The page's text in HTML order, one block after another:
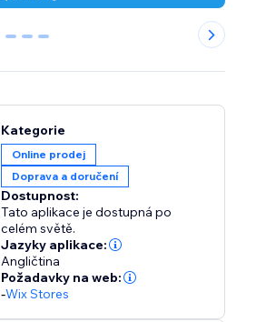
2 3 4
Kategorie
Online prodej
Doprava a doručení
Dostupnost:
Tato aplikace je dostupná po
celém světě.
Jazyky aplikace:
Angličtina
Požadavky na web:
-Wix Stores